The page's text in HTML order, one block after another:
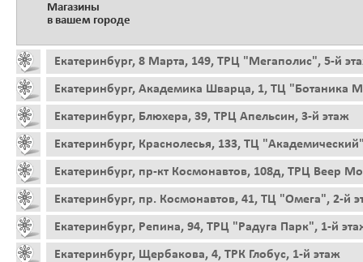
Магазины
в вашем городе
Екатеринбург, 8 Марта, 149, ТРЦ "Мегаполис", 5-й
Екатеринбург, Академика Шварца, 1, ТЦ "Ботаника
Екатеринбург, Блюхера, 39, ТРЦ Апельсин, 3-й этаж
Екатеринбург, Краснолесья, 133, ТЦ
Екатеринбург, пр-кт Космонавтов, 108д, ТРЦ Веер
Екатеринбург, пр. Космонавтов, 41, ТЦ "Омега", 2-й
Екатеринбург, Репина, 94, ТРЦ "Радуга Парк", 1-й
Екатеринбург, Щербакова, 4, ТРК Глобус, 1-й этаж